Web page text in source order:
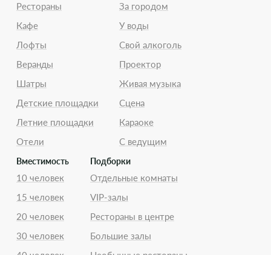
Рестораны
Кафе
Лофты
Веранды
Шатры
Детские площадки
Летние площадки
Отели
За городом
У воды
Свой алкоголь
Проектор
Живая музыка
Сцена
Караоке
С ведущим
Вместимость
10 человек
15 человек
20 человек
30 человек
Подборки
Отдельные комнаты
VIP-залы
Рестораны в центре
Большие залы